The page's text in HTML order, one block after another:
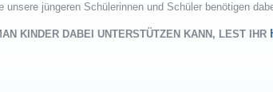
unsere jüngeren Schülerinnen und Schüler benötigen
KINDER DABEI UNTERSTÜTZEN KANN, LEST IHR